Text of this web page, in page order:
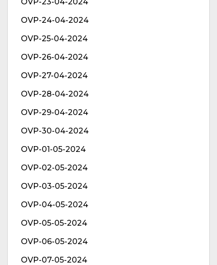
OVP-24-04-2024
OVP-25-04-2024
OVP-26-04-2024
OVP-27-04-2024
OVP-28-04-2024
OVP-29-04-2024
OVP-30-04-2024
OVP-01-05-2024
OVP-02-05-2024
OVP-03-05-2024
OVP-04-05-2024
OVP-05-05-2024
OVP-06-05-2024
OVP-07-05-2024